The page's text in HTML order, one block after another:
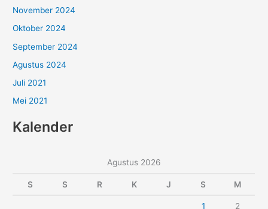
November 2024
Oktober 2024
September 2024
Agustus 2024
Juli 2021
Mei 2021
Kalender
Agustus 2026
S S R K J S M
1 2